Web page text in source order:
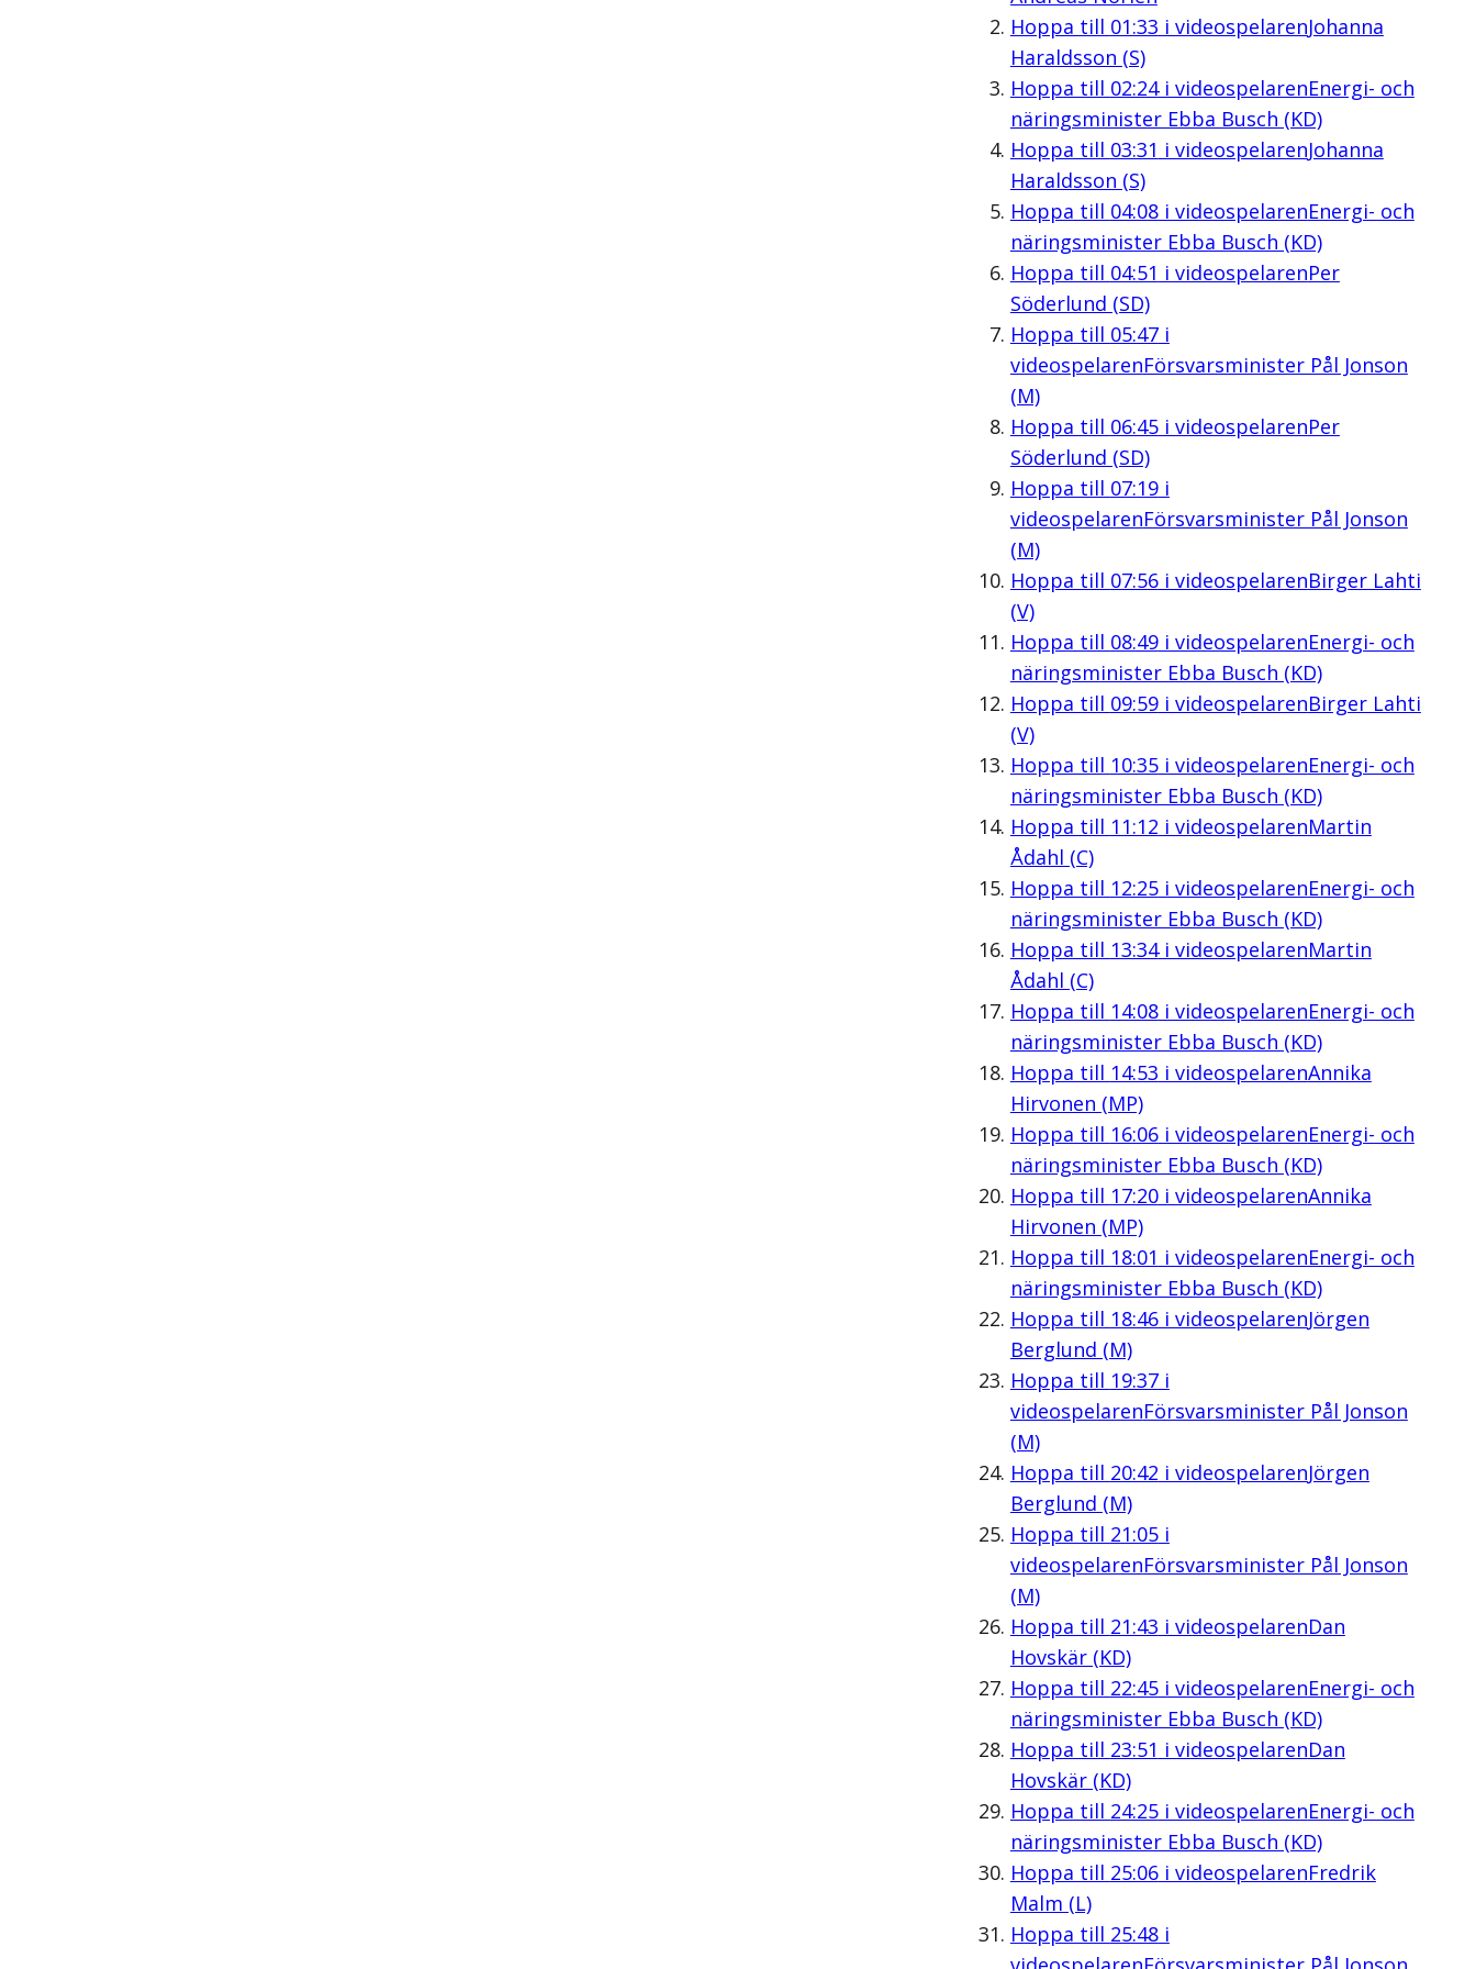
Hoppa till 01:33 i videospelarenJohanna
Haraldsson (S)
Hoppa till 02:24i videospelarenEnergi- och
näringsminister Ebba Busch (KD)
Hoppa till 03:31 i videospelarenJohanna
Haraldsson (S)
Hoppa till 04:08i videospelarenEnergi- och
näringsminister Ebba Busch (KD)
Hoppa till 04:51 i videospelarenPer
Söderlund (SD)
Hoppa till 05:47i
videospelarenFörsvarsminister Pål Jonson
(M)
Hoppa till 06:45i videospelarenPer
Söderlund (SD)
Hoppa till 07:19i
videospelarenFörsvarsminister Pål Jonson
(M)
Hoppa till 07:56i videospelarenBirger Lahti
(V)
Hoppa till 08:49i videospelarenEnergi- och
näringsminister Ebba Busch (KD)
Hoppa till 09:59i videospelarenBirger Lahti
(V)
Hoppa till 10:35i videospelarenEnergi- och
näringsminister Ebba Busch (KD)
Hoppa till 11:12 i videospelarenMartin
Ådahl (C)
Hoppa till 12:25i videospelarenEnergi- och
näringsminister Ebba Busch (KD)
Hoppa till 13:34i videospelarenMartin
Ådahl (C)
Hoppa till 14:08i videospelarenEnergi- och
näringsminister Ebba Busch (KD)
Hoppa till 14:53 i videospelarenAnnika
Hirvonen (MP)
Hoppa till 16:06i videospelarenEnergi- och
näringsminister Ebba Busch (KD)
Hoppa till 17:20i videospelarenAnnika
Hirvonen (MP)
Hoppa till 18:01 i videospelarenEnergi- och
näringsminister Ebba Busch (KD)
Hoppa till 18:46i videospelarenJörgen
Berglund (M)
Hoppa till 19:37i
videospelarenFörsvarsminister Pål Jonson
(M)
Hoppa till 20:42 i videospelarenJörgen
Berglund (M)
Hoppa till 21:05i
videospelarenFörsvarsminister Pål Jonson
(M)
Hoppa till 21:43 i videospelarenDan
Hovskär (KD)
Hoppa till 22:45i videospelarenEnergi- och
näringsminister Ebba Busch (KD)
Hoppa till 23:51 i videospelarenDan
Hovskär (KD)
Hoppa till 24:25i videospelarenEnergi- och
näringsminister Ebba Busch (KD)
Hoppa till 25:06i videospelarenFredrik
Malm (L)
Hoppa till 25:48i